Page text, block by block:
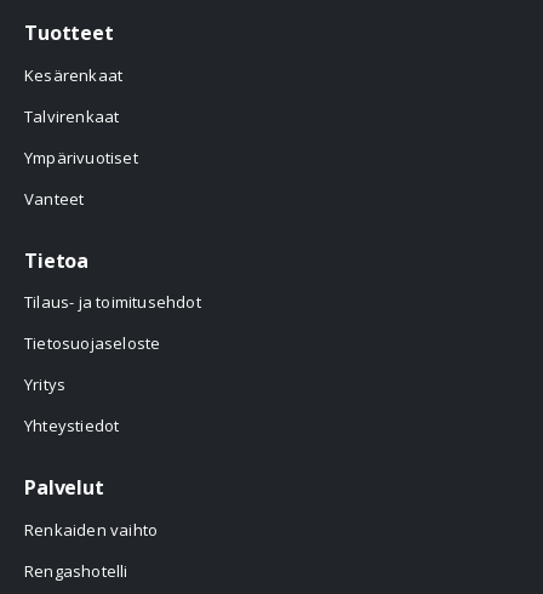
Tuotteet
Kesärenkaat
Talvirenkaat
Ympärivuotiset
Vanteet
Tietoa
Tilaus- ja toimitusehdot
Tietosuojaseloste
Yritys
Yhteystiedot
Palvelut
Renkaiden vaihto
Rengashotelli